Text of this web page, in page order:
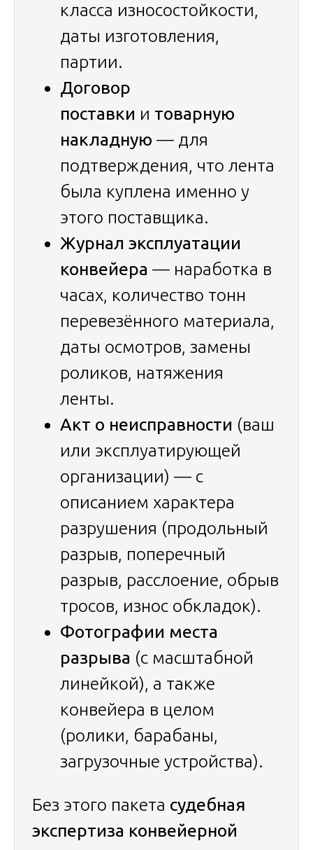
класса износостойкости,
даты изготовления,
партии.
Договор
поставки и товарную
накладную — для
подтверждения, что лента
была куплена именно у
этого поставщика.
Журнал эксплуатации
конвейера — наработка в
часах, количество тонн
перевезённого материала,
даты осмотров, замены
роликов, натяжения
ленты.
Акт о неисправности (ваш
или эксплуатирующей
организации) — с
описанием характера
разрушения (продольный
разрыв, поперечный
разрыв, расслоение, обрыв
тросов, износ обкладок).
Фотографии места
разрыва (с масштабной
линейкой), а также
конвейера в целом
(ролики, барабаны,
загрузочные устройства).
Без этого пакета судебная
экспертиза конвейерной